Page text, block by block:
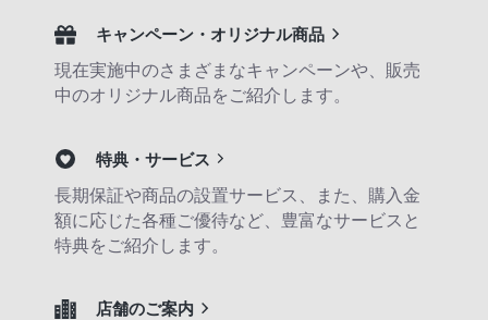
キャンペーン・オリジナル商品
現在実施中のさまざまなキャンペーンや、販売
中のオリジナル商品をご紹介します。
特典・サービス
長期保証や商品の設置サービス、また、購入金
額に応じた各種ご優待など、豊富なサービスと
特典をご紹介します。
店舗のご案内